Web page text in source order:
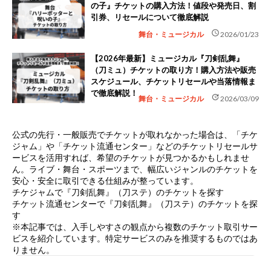
の子』チケットの購入方法！値段や発売日、割
引券、リセールについて徹底解説
舞台・ミュージカル schedule2026/01/23
【2026年最新】ミュージカル『刀剣乱舞』
（刀ミュ）チケットの取り方！購入方法や販売
スケジュール、チケットリセールや当落情報ま
で徹底解説！
舞台・ミュージカル update2026/03/09
公式の先行・一般販売でチケットが取れなかった場合は、
「チケ
ジャム」や「チケット流通センター」などのチケットリセールサ
ービスを活用すれば、希望のチケットが見つかるかもしれませ
ん。ライブ・舞台・スポーツまで、幅広いジャンルのチケットを
安心・安全に取引できる仕組みが整っています。
チケジャムで『刀剣乱舞』（刀ステ）のチケットを探す
チケット流通センターで『刀剣乱舞』（刀ステ）のチケットを探
す
※本記事では、入手しやすさの観点から複数のチケット取引サー
ビスを紹介しています。特定サービスのみを推奨するものではあ
りません。